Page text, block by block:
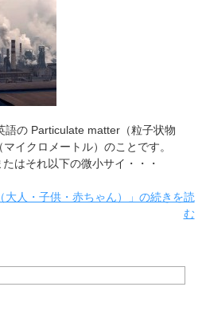
の Particulate matter（粒子状物
イクロメートル）のことです。
はそれ以下の微小サイ・・・
大人・子供・赤ちゃん）」の続きを読
む